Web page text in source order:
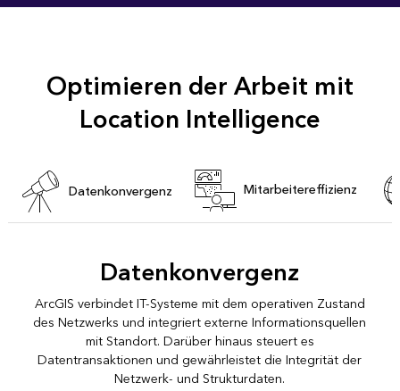
Optimieren der Arbeit mit
Location Intelligence
Datenkonvergenz Mitarbeitereffizienz
Datenkonvergenz
ArcGIS verbindet IT-Systeme mit dem operativen Zustand
des Netzwerks und integriert externe Informationsquellen
mit Standort. Darüber hinaus steuert es
Datentransaktionen und gewährleistet die Integrität der
Netzwerk- und Strukturdaten.